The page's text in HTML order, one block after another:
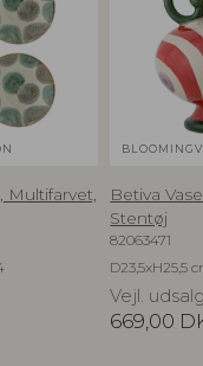
Multifarvet,
Betiva
Stentøj
82063471
D23,5xH25,5
Vejl.
669,00